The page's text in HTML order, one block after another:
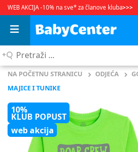
WEB AKCIJA -10% na sve* za članove kluba>>>
Pretraži
NA POČETNU STRANICU ODJEĆA
MAJICE I TUNIKE
10%
KLUB POPUST
web akcija